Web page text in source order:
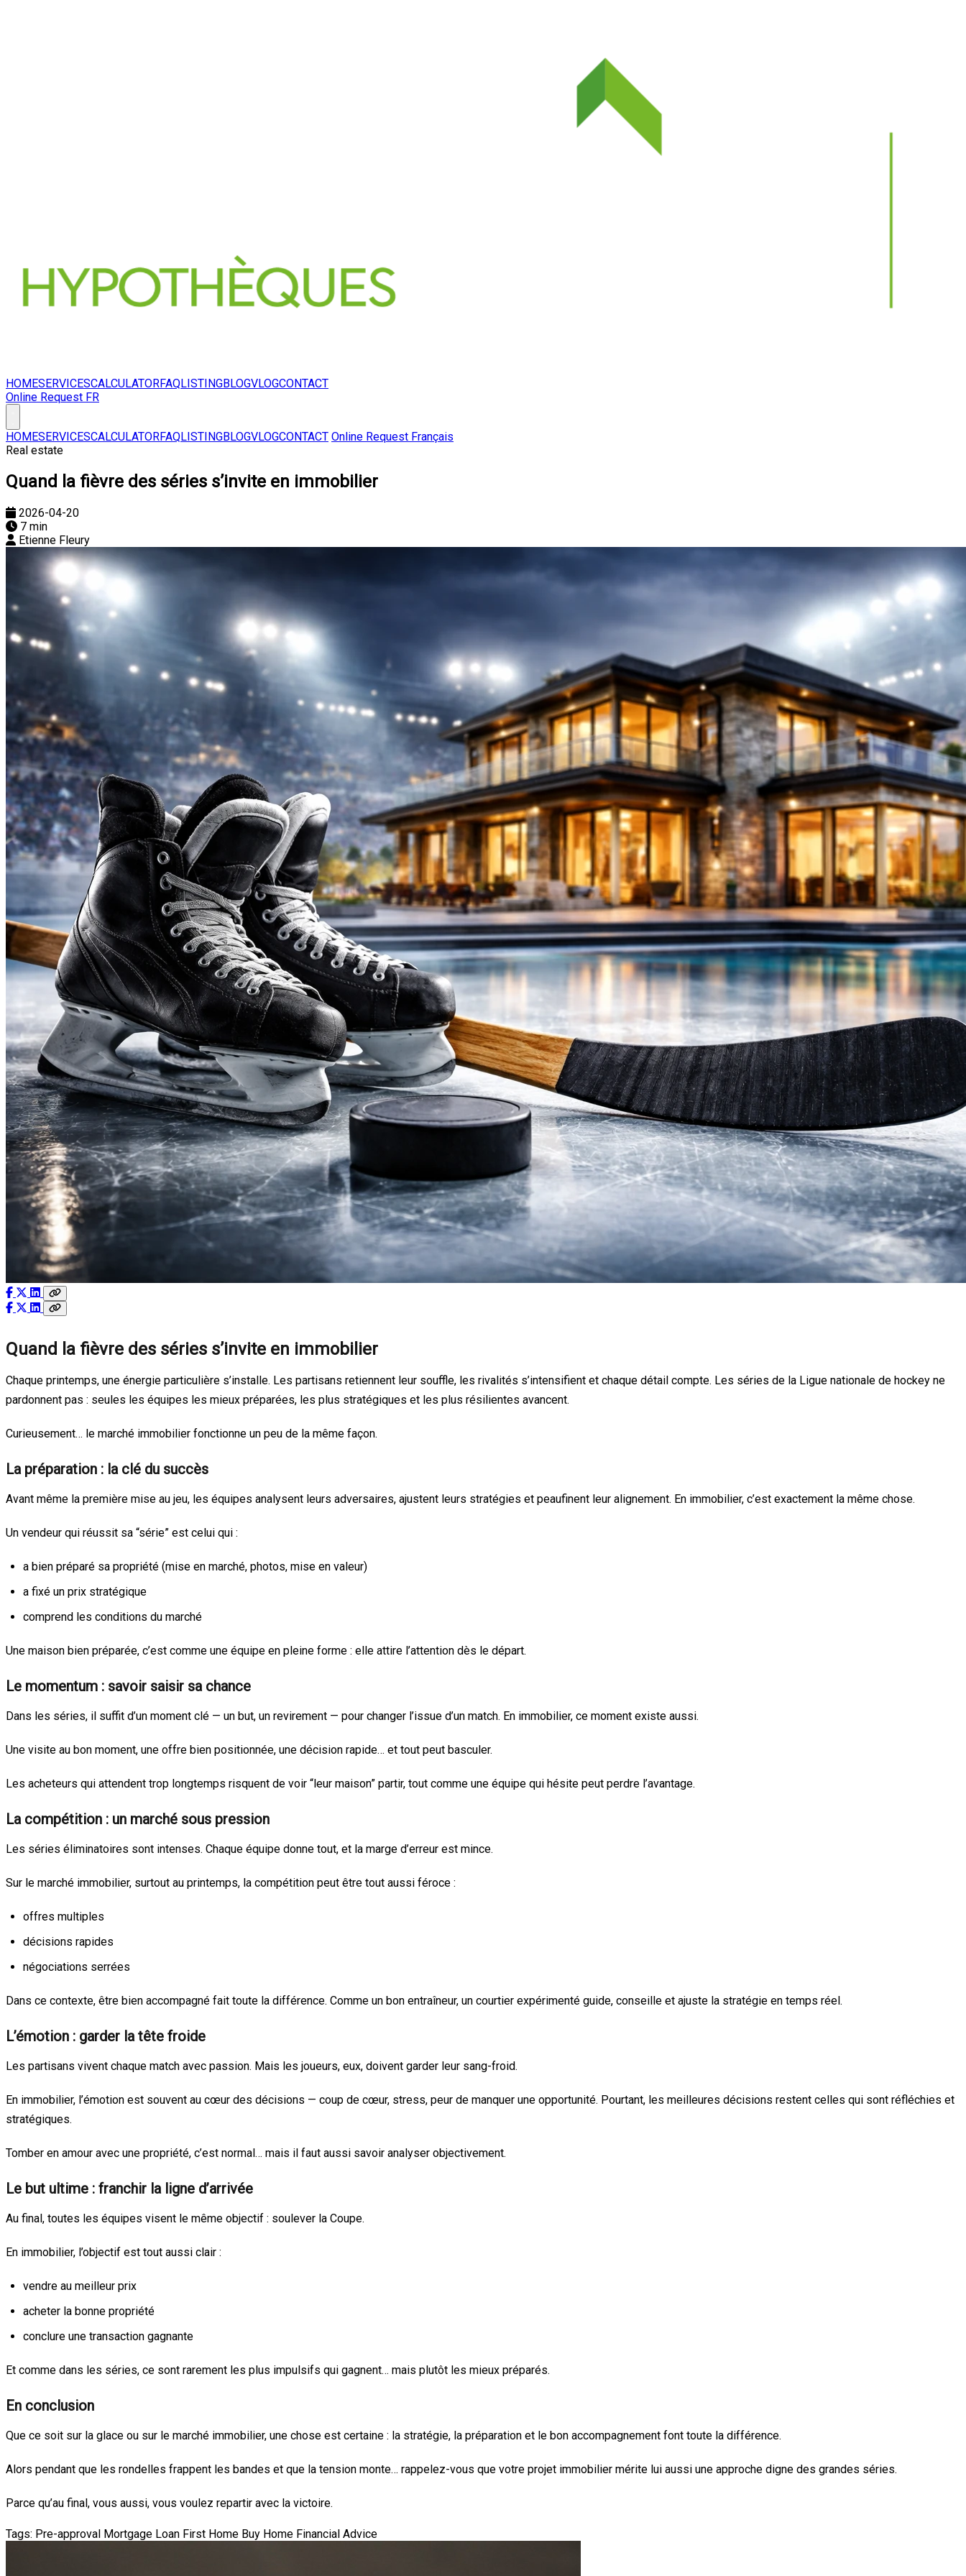
HOMESERVICESCALCULATORFAQLISTINGBLOGVLOGCONTACT
Online Request FR
HOMESERVICESCALCULATORFAQLISTINGBLOGVLOGCONTACT Online Request Français
Real estate
Quand la fièvre des séries s’invite en immobilier
2026-04-20
7 min
Etienne Fleury
Quand la fièvre des séries s’invite en immobilier
Chaque printemps, une énergie particulière s’installe. Les partisans retiennent leur souffle, les rivalités s’intensifient et chaque détail compte. Les séries de la Ligue nationale de hockey ne
pardonnent pas : seules les équipes les mieux préparées, les plus stratégiques et les plus résilientes avancent.
Curieusement… le marché immobilier fonctionne un peu de la même façon.
La préparation : la clé du succès
Avant même la première mise au jeu, les équipes analysent leurs adversaires, ajustent leurs stratégies et peaufinent leur alignement. En immobilier, c’est exactement la même chose.
Un vendeur qui réussit sa “série” est celui qui :
a bien préparé sa propriété (mise en marché, photos, mise en valeur)
a fixé un prix stratégique
comprend les conditions du marché
Une maison bien préparée, c’est comme une équipe en pleine forme : elle attire l’attention dès le départ.
Le momentum : savoir saisir sa chance
Dans les séries, il suffit d’un moment clé — un but, un revirement — pour changer l’issue d’un match. En immobilier, ce moment existe aussi.
Une visite au bon moment, une offre bien positionnée, une décision rapide… et tout peut basculer.
Les acheteurs qui attendent trop longtemps risquent de voir “leur maison” partir, tout comme une équipe qui hésite peut perdre l’avantage.
La compétition : un marché sous pression
Les séries éliminatoires sont intenses. Chaque équipe donne tout, et la marge d’erreur est mince.
Sur le marché immobilier, surtout au printemps, la compétition peut être tout aussi féroce :
offres multiples
décisions rapides
négociations serrées
Dans ce contexte, être bien accompagné fait toute la différence. Comme un bon entraîneur, un courtier expérimenté guide, conseille et ajuste la stratégie en temps réel.
L’émotion : garder la tête froide
Les partisans vivent chaque match avec passion. Mais les joueurs, eux, doivent garder leur sang-froid.
En immobilier, l’émotion est souvent au cœur des décisions — coup de cœur, stress, peur de manquer une opportunité. Pourtant, les meilleures décisions restent celles qui sont réfléchies et
stratégiques.
Tomber en amour avec une propriété, c’est normal… mais il faut aussi savoir analyser objectivement.
Le but ultime : franchir la ligne d’arrivée
Au final, toutes les équipes visent le même objectif : soulever la Coupe.
En immobilier, l’objectif est tout aussi clair :
vendre au meilleur prix
acheter la bonne propriété
conclure une transaction gagnante
Et comme dans les séries, ce sont rarement les plus impulsifs qui gagnent… mais plutôt les mieux préparés.
En conclusion
Que ce soit sur la glace ou sur le marché immobilier, une chose est certaine : la stratégie, la préparation et le bon accompagnement font toute la différence.
Alors pendant que les rondelles frappent les bandes et que la tension monte… rappelez-vous que votre projet immobilier mérite lui aussi une approche digne des grandes séries.
Parce qu’au final, vous aussi, vous voulez repartir avec la victoire.
Tags: Pre-approval Mortgage Loan First Home Buy Home Financial Advice